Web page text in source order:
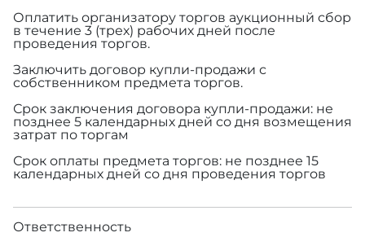
Оплатить организатору торгов аукционный сбор
в течение 3 (трех) рабочих дней после
проведения торгов.
Заключить договор купли-продажи с
собственником предмета торгов.
Срок заключения договора купли-продажи: не
позднее 5 календарных дней со дня возмещения
затрат по торгам
Срок оплаты предмета торгов: не позднее 15
календарных дней со дня проведения торгов
Ответственность